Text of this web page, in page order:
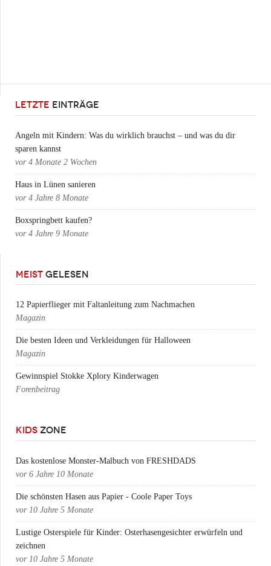
LETZTE EINTRÄGE
Angeln mit Kindern: Was du wirklich brauchst – und was du dir
sparen kannst
vor 4 Monate 2 Wochen
Haus in Lünen sanieren
vor 4 Jahre 8 Monate
Boxspringbett kaufen?
vor 4 Jahre 9 Monate
MEIST GELESEN
12 Papierflieger mit Faltanleitung zum Nachmachen
Magazin
Die besten Ideen und Verkleidungen für Halloween
Magazin
Gewinnspiel Stokke Xplory Kinderwagen
Forenbeitrag
KIDS ZONE
Das kostenlose Monster-Malbuch von FRESHDADS
vor 6 Jahre 10 Monate
Die schönsten Hasen aus Papier - Coole Paper Toys
vor 10 Jahre 5 Monate
Lustige Osterspiele für Kinder: Osterhasengesichter erwürfeln und
zeichnen
vor 10 Jahre 5 Monate